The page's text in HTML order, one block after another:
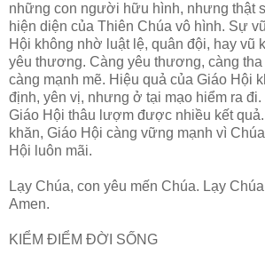
những con người hữu hình, nhưng thật
hiện diện của Thiên Chúa vô hình. Sự
Hội không nhờ luật lệ, quân đội, hay vũ
yêu thương. Càng yêu thương, càng
càng mạnh mẽ. Hiệu quả của Giáo Hội
định, yên vị, nhưng ở tại mạo hiểm ra đi.
Giáo Hội thâu lượm được nhiều kết
khăn, Giáo Hội càng vững mạnh vì
Hội luôn mãi.
Lạy Chúa, con yêu mến Chúa. Lạy
Amen.
KIỂM ĐIỂM ĐỜI SỐNG